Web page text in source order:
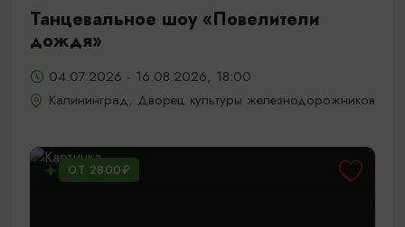
Танцевальное шоу «Повелители
дождя»
04.07.2026 - 16.08.2026, 18:00
Калининград, Дворец культуры железнодорожников
ОТ 2800₽